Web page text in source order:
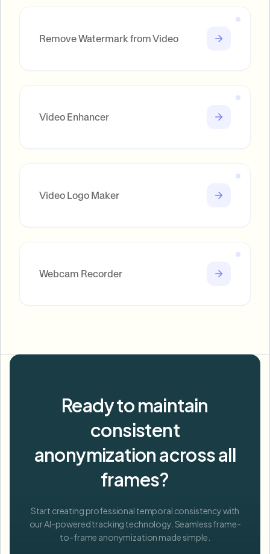
Remove Watermark from Video
Video Enhancer
Video Logo Maker
Webcam Recorder
Ready to maintain
consistent
anonymization across all
frames?
Start creating professional temporal consistency with
our AI-powered tracking technology. Seamless frame-
to-frame anonymization made simple.